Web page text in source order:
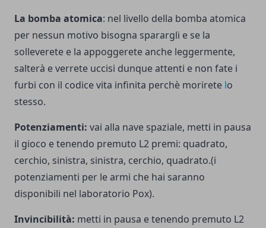
La bomba atomica: nel livello della bomba atomica
per nessun motivo bisogna sparargli e se la
solleverete e la appoggerete anche leggermente,
salterà e verrete uccisi dunque attenti e non fate i
furbi con il codice vita infinita perchè morirete lo
stesso.
Potenziamenti: vai alla nave spaziale, metti in pausa
il gioco e tenendo premuto L2 premi: quadrato,
cerchio, sinistra, sinistra, cerchio, quadrato.(i
potenziamenti per le armi che hai saranno
disponibili nel laboratorio Pox).
Invincibilità: metti in pausa e tenendo premuto L2